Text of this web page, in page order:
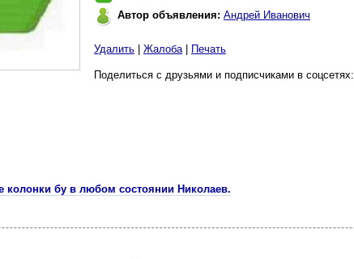
Автор объявления: Андрей Иванович
Удалить Жалоба| Печать
Поделиться с друзьями и подписчиками в соцсетях:
колонки бу в любом состоянии Николаев.